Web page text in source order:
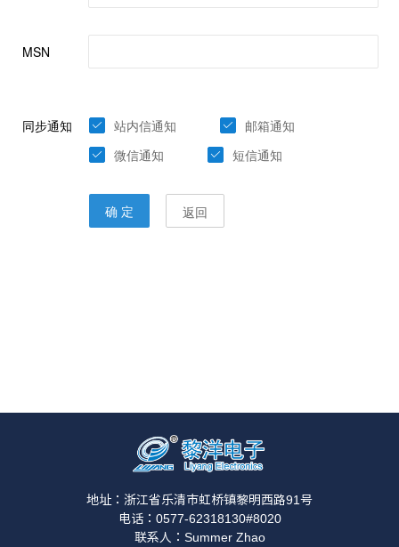
地址：浙江省乐清市虹桥镇黎明西路91号
电话：0577-62318130#8020
联系人：Summer Zhao